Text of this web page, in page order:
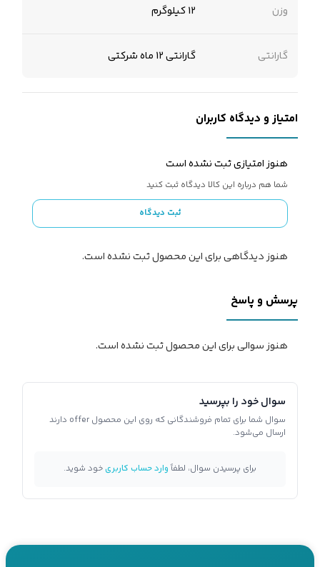
وزن 12 کیلوگرم
گارانتی گارانتی 12 ماه شرکتی
امتیاز و دیدگاه کاربران
هنوز امتیازی ثبت نشده است
شما هم درباره این کالا دیدگاه ثبت کنید
ثبت دیدگاه
هنوز دیدگاهی برای این محصول ثبت نشده است.
پرسش و پاسخ
هنوز سوالی برای این محصول ثبت نشده است.
سوال خود را بپرسید
سوال شما برای تمام فروشندگانی که روی این محصول offer دارند
ارسال می‌شود.
برای پرسیدن سوال، لطفاًوارد حساب کاربریخود شوید.